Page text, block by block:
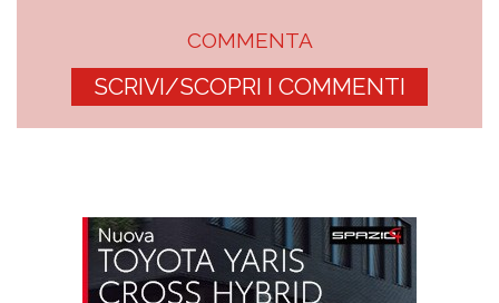
COMMENTA
SCRIVI/SCOPRI I COMMENTI